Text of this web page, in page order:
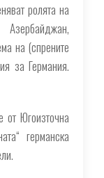
ролята на
на (спрените
за Германия.
от Югоизточна
германска